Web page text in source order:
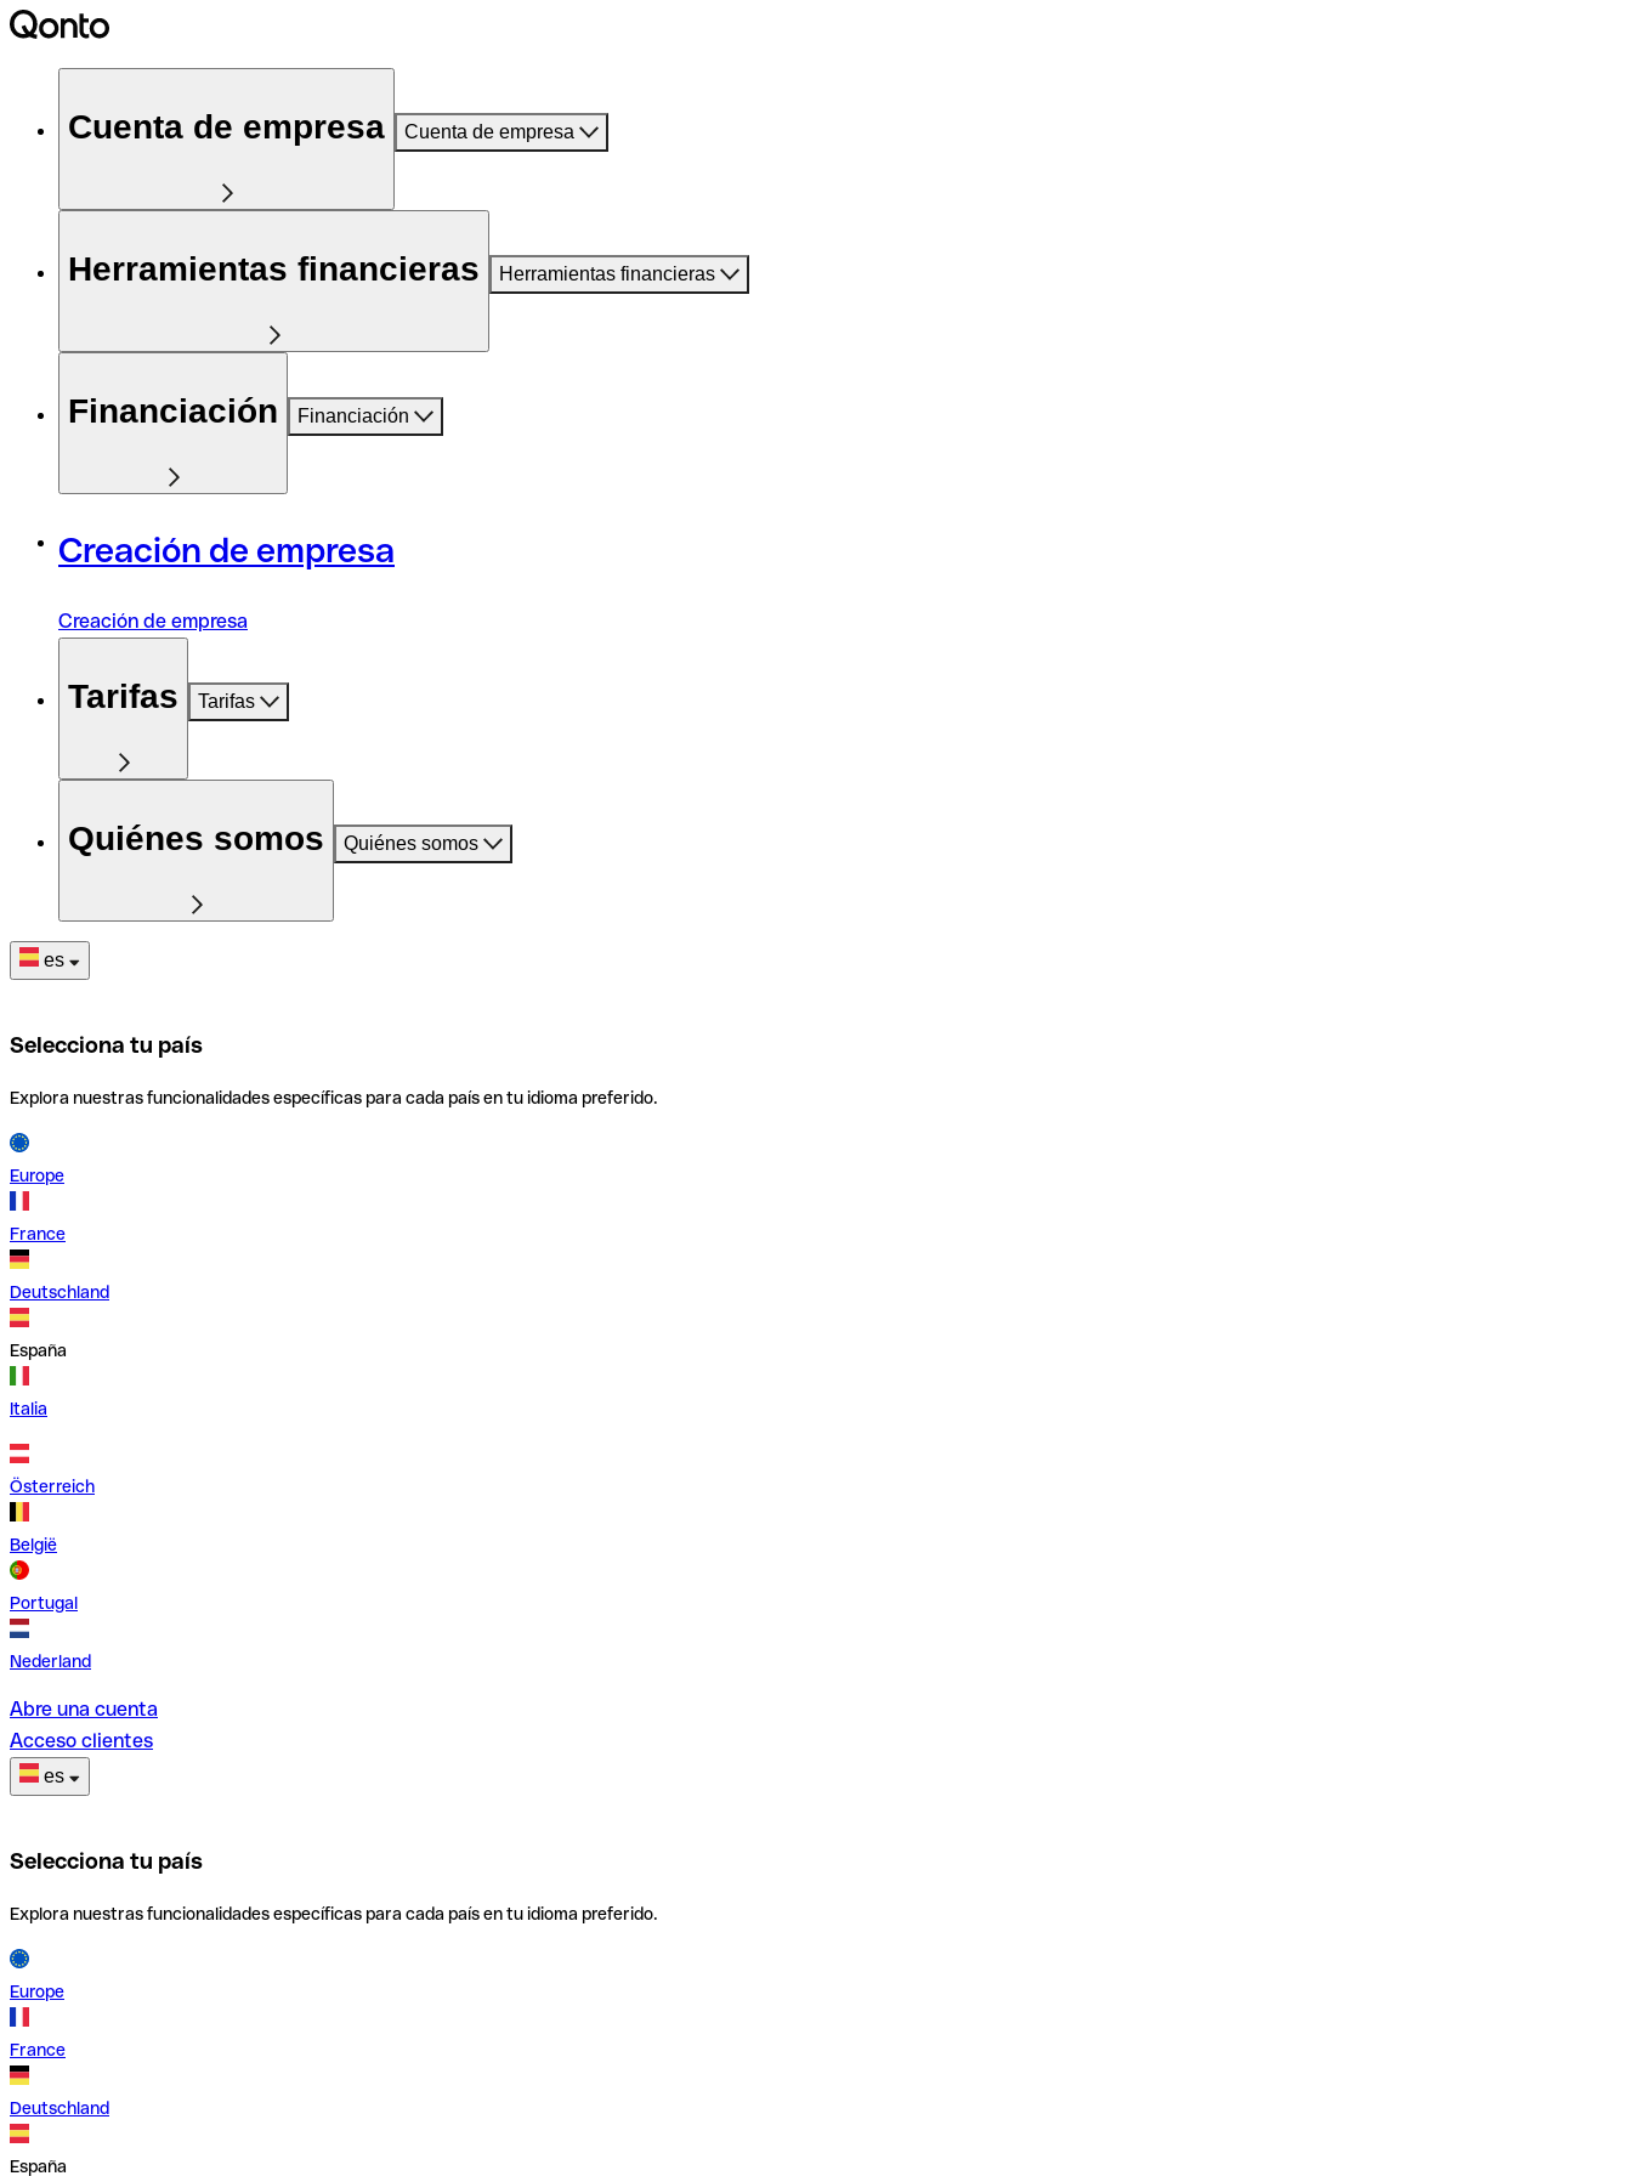
Cuenta de empresa Cuenta de empresa
Herramientas financieras Herramientas financieras
Financiación Financiación
Creación de empresa
Creación de empresa
Tarifas Tarifas
Quiénes somos Quiénes somos
es
Selecciona tu país
Explora nuestras funcionalidades específicas para cada país en tu idioma preferido.
Europe
France
Deutschland
España
Italia
Österreich
België
Portugal
Nederland
Abre una cuenta
Acceso clientes
es
Selecciona tu país
Explora nuestras funcionalidades específicas para cada país en tu idioma preferido.
Europe
France
Deutschland
España